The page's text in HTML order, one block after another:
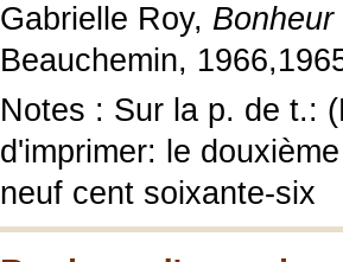
Gabrielle Roy,
Beauchemin,
Notes : Sur la p. de t.:
d'imprimer: le
neuf cent soixante-six